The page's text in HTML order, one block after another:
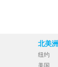
北美洲
纽约
美国